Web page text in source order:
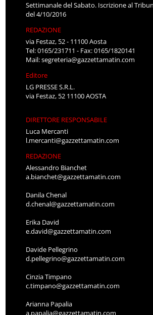
Settimanale del Sabato. Iscrizione al
del 4/10/2016
REDAZIONE
via Festaz, 52 - 11100 Aosta
Tel: 0165/231711 - Fax: 0165/1820141
Mail:segreteria@gazzettamatin.com
Editore
LG PRESSE S.R.L.
via Festaz, 52 11100 AOSTA
DIRETTORE RESPONSABILE
Luca Mercanti
l.mercanti@gazzettamatin.com
REDAZIONE
Alessandro Bianchet
a.bianchet@gazzettamatin.com
Danila Chenal
d.chenal@gazzettamatin.com
Erika David
e.david@gazzettamatin.com
Davide Pellegrino
d.pellegrino@gazzettamatin.com
Cinzia Timpano
c.timpano@gazzettamatin.com
Arianna Papalia
a.papalia@gazzettamatin.com